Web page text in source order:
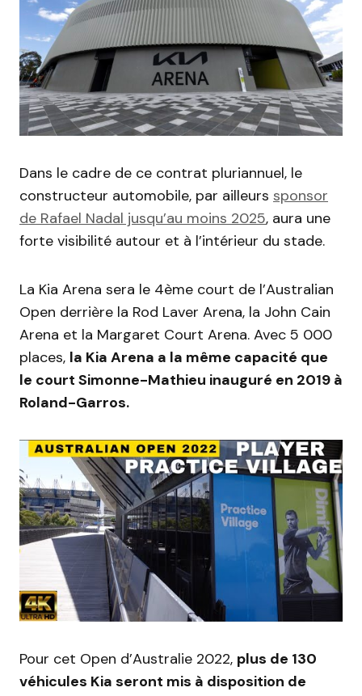
Dans le cadre de ce contrat pluriannuel, le
constructeur automobile, par ailleurs sponsor
de Rafael Nadal jusqu’au moins 2025, aura une
forte visibilité autour et à l’intérieur du stade.
La Kia Arena sera le 4ème court de l’Australian
Open derrière la Rod Laver Arena, la John Cain
Arena et la Margaret Court Arena. Avec 5 000
places, la Kia Arena a la même capacité que
le court Simonne-Mathieu inauguré en 2019 à
Roland-Garros.
Pour cet Open d’Australie 2022, plus de 130
véhicules Kia seront mis à disposition de